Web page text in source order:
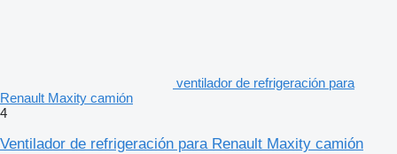
ventilador de refrigeración para
Renault Maxity camión
4
Ventilador de refrigeración para Renault Maxity camión